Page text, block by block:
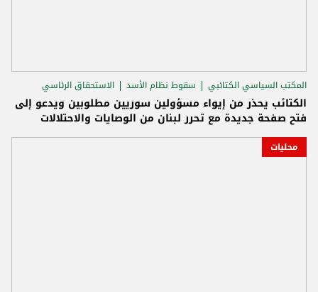
المكتب السياسي الكتائبي سقوط نظام الأسد الاستحقاق الرئاسي
الكتائب يحذر من إيواء مسؤولين سوريين مطلوبين ويدعو إلى
فتح صفحة جديدة مع تحرر لبنان من الوصايات والاحتلالات
محليات